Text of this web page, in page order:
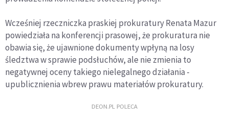
Wcześniej rzeczniczka praskiej prokuratury Renata Mazur
powiedziała na konferencji prasowej, że prokuratura nie
obawia się, że ujawnione dokumenty wpłyną na losy
śledztwa w sprawie podsłuchów, ale nie zmienia to
negatywnej oceny takiego nielegalnego działania -
upublicznienia wbrew prawu materiałów prokuratury.
DEON.PL POLECA